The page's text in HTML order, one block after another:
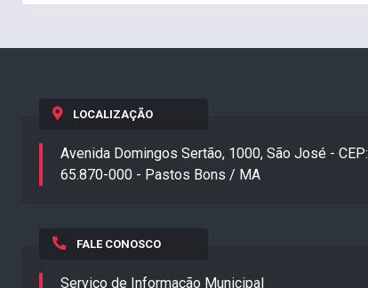
LOCALIZAÇÃO
Avenida Domingos Sertão, 1000, São José - CEP:
65.870-000 - Pastos Bons / MA
FALE CONOSCO
Serviço de Informação Municipal